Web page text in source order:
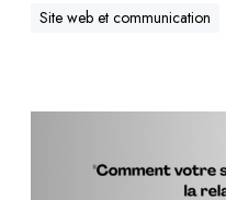
Site web et communication